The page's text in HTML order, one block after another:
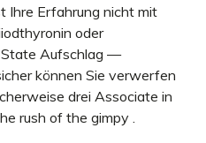
Ihre Erfahrung nicht mit
oder
State Aufschlag —
können Sie verwerfen
drei Associate in
rush of the gimpy .